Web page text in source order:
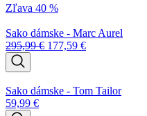
Zľava 40 %
Sako dámske - Marc Aurel
295,99€ 177,59 €
Sako dámske - Tom Tailor
59,99 €